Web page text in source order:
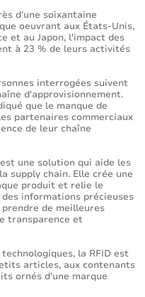
d’une soixantaine
oeuvrant aux États-Unis,
et au Japon, l'impact des
à 23 % de leurs activités
interrogées suivent
d'approvisionnement.
que le manque de
partenaires commerciaux
de leur chaîne
une solution qui aide les
supply chain. Elle crée une
produit et relie le
informations précieuses
de meilleures
transparence et
la RFID est
articles, aux contenants
ornés d'une marque